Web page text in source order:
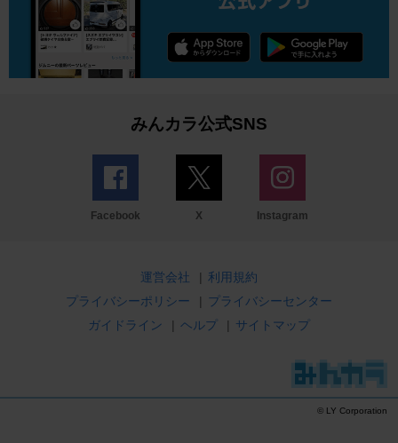
みんカラ公式SNS
Facebook X Instagram
運営会社 | 利用規約
プライバシーポリシー
| プライバシーセンター
ガイドライン
| ヘルプ | サイトマップ
© LY Corporation